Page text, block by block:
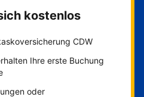
kostenlos
CDW
Ihre erste Buchung
oder